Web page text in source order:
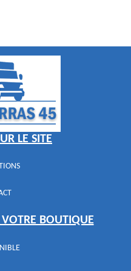
LE SITE
BOUTIQUE